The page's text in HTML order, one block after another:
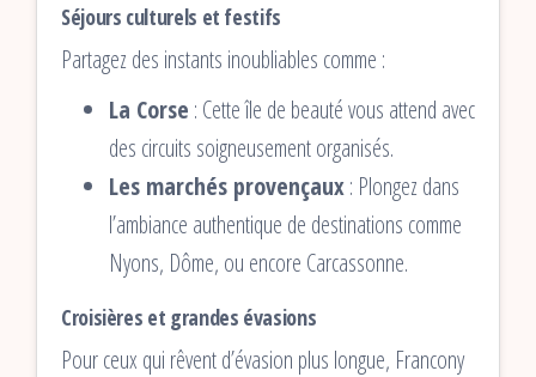
Séjours culturels et festifs
Partagez des instants inoubliables comme :
La Corse : Cette île de beauté vous attend avec
des circuits soigneusement organisés.
Les marchés provençaux: Plongez dans
l’ambiance authentique de destinations comme
Nyons, Dôme, ou encore Carcassonne.
Croisières et grandes évasions
Pour ceux qui rêvent d’évasion plus longue, Francony